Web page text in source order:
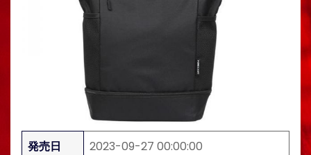
発売日
2023-09-27 00:00:00